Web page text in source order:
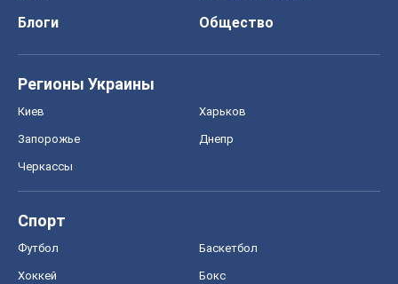
Блоги
Общество
Регионы Украины
Киев Харьков
Запорожье Днепр
Черкассы
Спорт
Футбол Баскетбол
Хоккей Бокс